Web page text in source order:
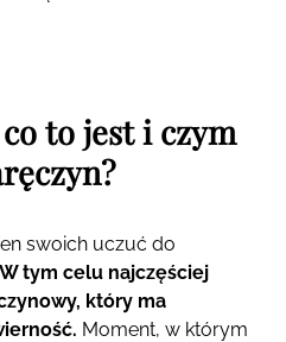
to jest i czym
swoich uczuć do
W tym celu najczęściej
który ma
Moment, w którym